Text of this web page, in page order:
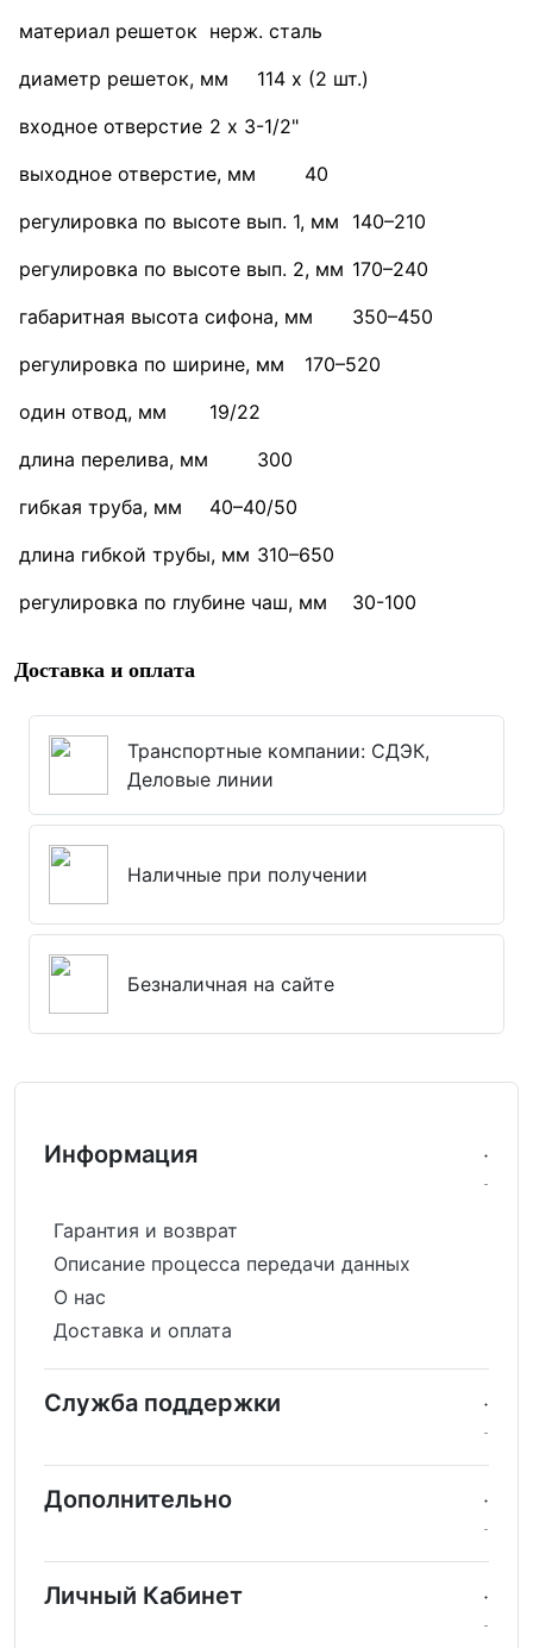
материал решеток нерж. сталь
диаметр решеток, мм
114 x (2 шт.)
входное отверстие 2 x 3-1/2"
выходное отверстие, мм
40
регулировка по высоте вып. 1, мм
140–210
регулировка по высоте вып. 2, мм 170–240
габаритная высота сифона, мм
350–450
регулировка по ширине, мм
170–520
один отвод, мм
19/22
длина перелива, мм
300
гибкая труба, мм
40–40/50
длина гибкой трубы, мм 310–650
регулировка по глубине чаш, мм
30-100
Доставка и оплата
Транспортные компании: СДЭК,
Деловые линии
Наличные при получении
Безналичная на сайте
Информация
Гарантия и возврат
Описание процесса передачи данных
О нас
Доставка и оплата
Служба поддержки
Дополнительно
Личный Кабинет